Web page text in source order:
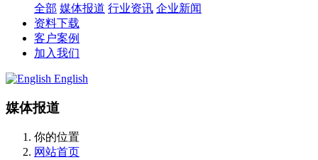
全部 媒体报道 行业资讯 企业新闻
资料下载
客户案例
加入我们
English
媒体报道
你的位置
网站首页